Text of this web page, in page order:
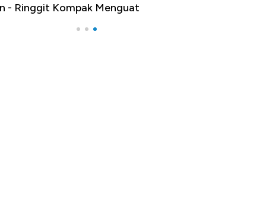
- Ringgit Kompak Menguat